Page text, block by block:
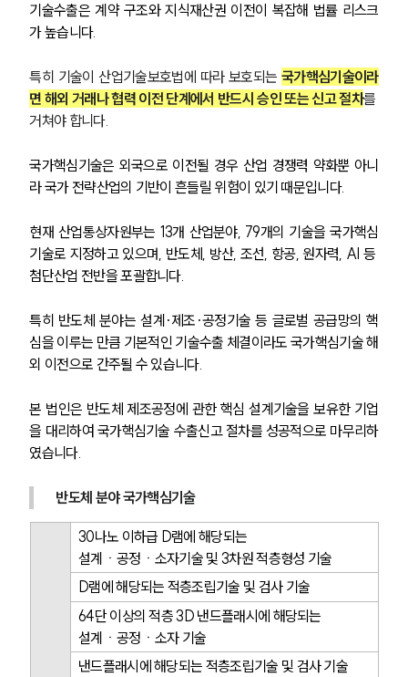
기술수출은 계약 구조와 지식재산권 이전이 복잡해 법률 리스크
가 높습니다.
특히 기술이 산업기술보호법에 따라 보호되는 국가핵심기술이라
면 해외 거래나 협력 이전 단계에서 반드시 승인 또는 신고 절차를
거쳐야 합니다.
국가핵심기술은 외국으로 이전될 경우 산업 경쟁력 약화뿐 아니
라 국가 전략산업의 기반이 흔들릴 위험이 있기 때문입니다.
현재 산업통상자원부는 13개 산업분야, 79개의 기술을 국가핵심
기술로 지정하고 있으며, 반도체, 방산, 조선, 항공, 원자력, AI 등
첨단산업 전반을 포괄합니다.
특히 반도체 분야는 설계·제조·공정기술 등 글로벌 공급망의 핵
심을 이루는 만큼 기본적인 기술수출 체결이라도 국가핵심기술 해
외 이전으로 간주될 수 있습니다.
본 법인은 반도체 제조공정에 관한 핵심 설계기술을 보유한 기업
을 대리하여 국가핵심기술 수출신고 절차를 성공적으로 마무리하
였습니다.
반도체 분야 국가핵심기술
30나노 이하급 D램에 해당되는
설계ㆍ공정ㆍ소자기술 및 3차원 적층형성 기술
D램에 해당되는 적층조립기술 및 검사 기술
64단 이상의 적층 3D 낸드플래시에 해당되는
설계ㆍ공정ㆍ소자 기술
낸드플래시에 해당되는 적층조립기술 및 검사 기술